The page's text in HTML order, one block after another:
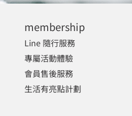
membership
Line 隨行服務
專屬活動體驗
會員售後服務
生活有亮點計劃